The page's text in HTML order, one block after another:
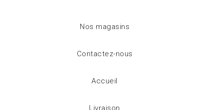
Nos magasins
Contactez-nous
Accueil
Livraison